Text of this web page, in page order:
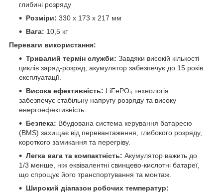
глибині розряду
Розміри: 330 x 173 x 217 мм​
Вага: 10,5 кг​
Переваги використання:
Тривалий термін служби: Завдяки високій кількості
циклів заряд-розряд, акумулятор забезпечує до 15 років
експлуатації. ​
Висока ефективність: LiFePO₄ технологія
забезпечує стабільну напругу розряду та високу
енергоефективність.​
Безпека: Вбудована система керування батареєю
(BMS) захищає від перевантаження, глибокого розряду,
короткого замикання та перегріву.
Легка вага та компактність: Акумулятор важить до
1/3 менше, ніж еквівалентні свинцево-кислотні батареї,
що спрощує його транспортування та монтаж.​
Широкий діапазон робочих температур: